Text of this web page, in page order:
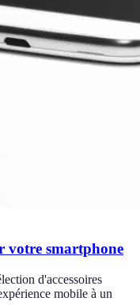
votre smartphone
d'accessoires
mobile à un